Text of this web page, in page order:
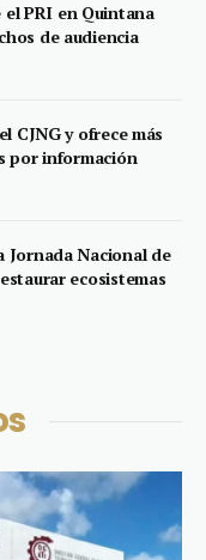
el PRI en Quintana
de audiencia
CJNG y ofrece más
por información
Jornada Nacional de
ecosistemas